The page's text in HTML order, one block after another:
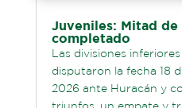
Juveniles: Mitad
completado
Las divisiones
disputaron la fecha 18
2026 ante Huracán y